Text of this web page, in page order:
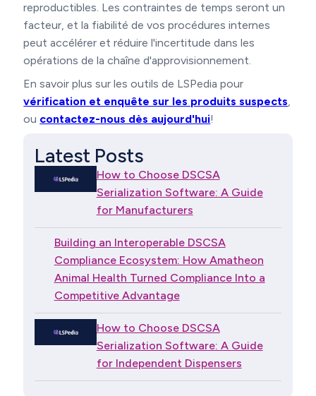
reproductibles. Les contraintes de temps seront un
facteur, et la fiabilité de vos procédures internes
peut accélérer et réduire l'incertitude dans les
opérations de la chaîne d'approvisionnement.
En savoir plus sur les outils de LSPedia pour
vérification et enquête sur les produits suspects,
ou contactez-nous dès aujourd'hui!
Latest Posts
How to Choose DSCSA
Serialization Software: A Guide
for Manufacturers
Building an Interoperable DSCSA
Compliance Ecosystem: How Amatheon
Animal Health Turned Compliance Into a
Competitive Advantage
How to Choose DSCSA
Serialization Software: A Guide
for Independent Dispensers